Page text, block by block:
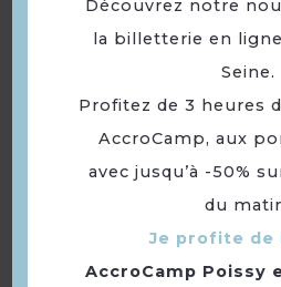
Espace julien
Découvrez notre
la billetterie en
Seine.
Profitez de 3 heures
AccroCamp, aux
avec jusqu’à -50%
du
Je profite de
AccroCamp Poissy